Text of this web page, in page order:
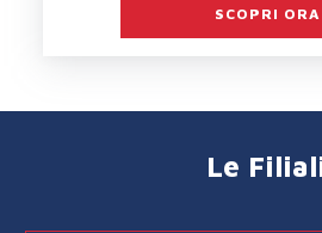
SCOPRI ORA
Le